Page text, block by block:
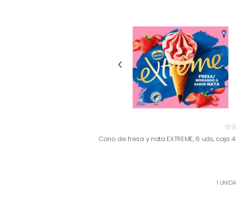
Cono de fresa y nata EXTREME, 6 uds, caja
1